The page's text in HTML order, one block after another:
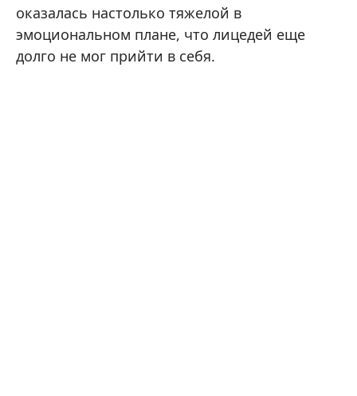
оказалась настолько тяжелой в
эмоциональном плане, что лицедей еще
долго не мог прийти в себя.